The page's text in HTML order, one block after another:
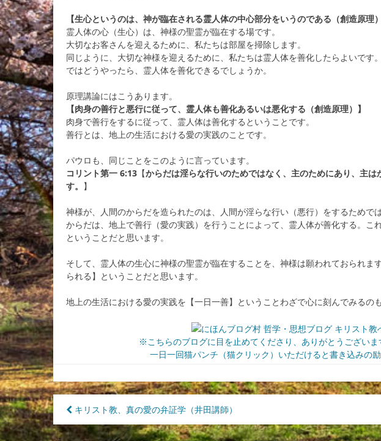
【生心というのは、神が臨在される霊人体の中心部分をいうのである（創造原理）
霊人体の心（生心）は、神様の聖霊が臨在する場です。
大切なお客さんを迎えるために、私たちは部屋を掃除します。
同じように、大切な神様を迎えるために、私たちは霊人体を善化したらよいです。
ではどうやったら、霊人体を善化できるでしょうか。
原理講論にはこうあります。
【肉身の善行と悪行に従って、 霊人体も善化あるいは悪化する（創造原理）】
肉身で善行をするに従って、霊人体は善化するということです。
善行とは、地上の生活における愛の実践のことです。
パウロも、同じことをこのように言っています。
コリント第一 6:13 【からだは淫らな行いのためではなく、主のためにあり、主
す。 】
神様が、人間のからだを造られたのは、人間が淫らな行い（悪行）をするためで
からだは、地上で善行（愛の実践）を行うことによって、霊人体が善化する。こ
ということだと思います。
そして、霊人体の生心に神様の聖霊が臨在することを、神様は願われておられま
られる】ということだと思います。
地上の生活における愛の実践を【一日一善】ということわざで心に刻んでみるの
※こちらのブログに目を止めてくださり、ありがとうございま
一日一回猫パンチ（猫クリック）いただけると書き込みの
投
稿
キリスト教、真の愛の弁証学（井田講師）